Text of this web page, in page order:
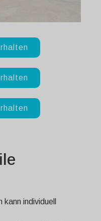
individuell